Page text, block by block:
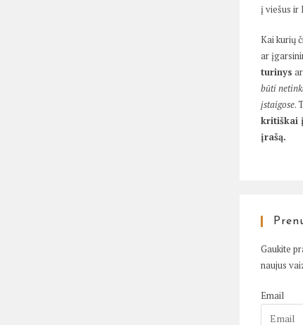
į viešus ir
Kai kurių
ar
turinys
būti
įstaigose.
kritiškai
įrašą.
Gaukite
naujus
Email